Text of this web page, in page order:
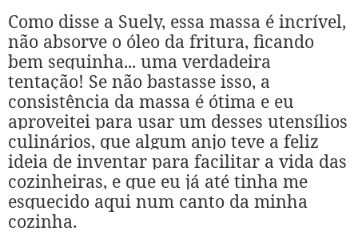
Como disse a Suely, essa massa é incrível,
não absorve o óleo da fritura, ficando
bem sequinha... uma verdadeira
tentação! Se não bastasse isso, a
consistência da massa é ótima e eu
aproveitei para usar um desses utensílios
culinários, que algum anjo teve a feliz
ideia de inventar para facilitar a vida das
cozinheiras, e que eu já até tinha me
esquecido aqui num canto da minha
cozinha.